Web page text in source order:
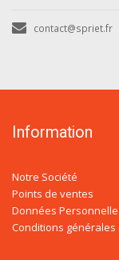
contact@spriet.fr
Information
Notre Société
Points de ventes
Données